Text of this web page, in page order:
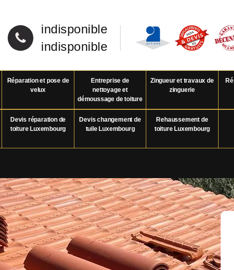
indisponible
indisponible
Réparation et pose de
velux
Entreprise de
nettoyage et
démoussage de toiture
Zingueur et travaux de
zinguerie
Devis réparation de
toiture Luxembourg
Devis changement de
tuile Luxembourg
Rehaussement de
toiture Luxembourg